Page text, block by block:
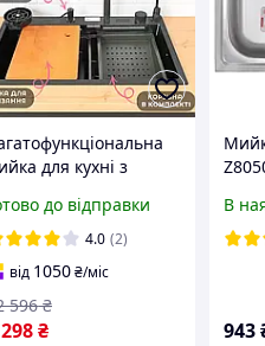
для кухні з
сталі чорна
із вбудованим
і краном
питної
до відправки
4.0 (2)
від 1050₴/міс
₴
596 ₴
В
943